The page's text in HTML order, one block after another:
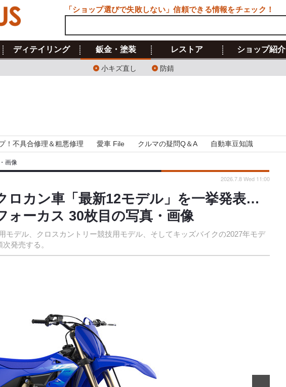
ディテイリング 鈑金・塗装
小キズ直し 防錆
レストア ショップ紹介
！不具合修理＆粗悪修理 愛車 File クルマの疑問Q＆A 自動車豆知識
画像
ロカン車「最新12モデル」を一挙発表…
ォーカス 30枚目の写真・画像
モデル、クロスカントリー競技用モデル、そしてキッズバイクの2027年モデ
発売する。
2026.7.8 Wed 11:00
「ショップ選びで失敗しない」信頼できる情報をチェック！